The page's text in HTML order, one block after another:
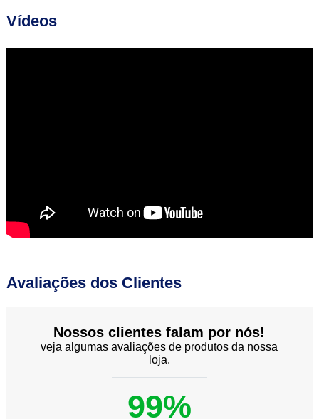
Vídeos
Avaliações dos Clientes
Nossos clientes falam por nós!
veja algumas avaliações de produtos da nossa
loja.
99%